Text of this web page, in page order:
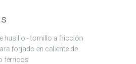
husillo - tornillo a fricción
forjado en caliente de
férricos